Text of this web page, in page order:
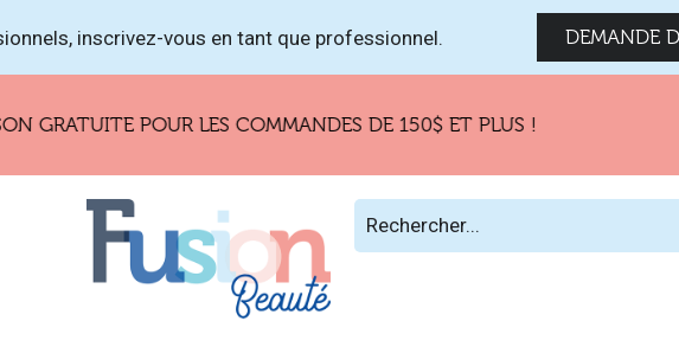
inscrivez-vous en tant que professionnel. DEMANDE
POUR LES COMMANDES DE 150$ ET PLUS !